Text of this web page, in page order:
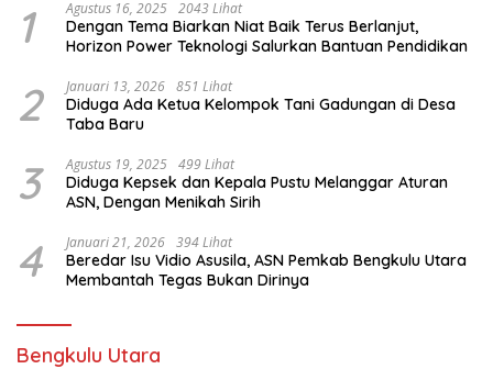
1 Agustus 16, 2025 2043 Lihat
Dengan Tema Biarkan Niat Baik Terus Berlanjut,
Horizon Power Teknologi Salurkan Bantuan Pendidikan
2 Januari 13, 2026 851 Lihat
Diduga Ada Ketua Kelompok Tani Gadungan di Desa
Taba Baru
3 Agustus 19, 2025 499 Lihat
Diduga Kepsek dan Kepala Pustu Melanggar Aturan
ASN, Dengan Menikah Sirih
4 Januari 21, 2026 394 Lihat
Beredar Isu Vidio Asusila, ASN Pemkab Bengkulu Utara
Membantah Tegas Bukan Dirinya
Bengkulu Utara